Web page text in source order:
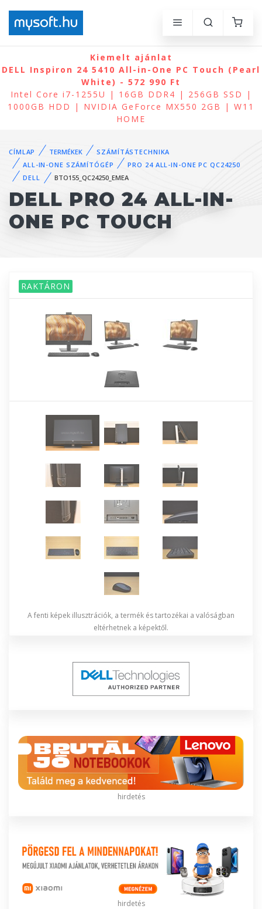
Kiemelt ajánlat
DELL Inspiron 24 5410 All-in-One PC Touch (Pearl
White) - 572 990 Ft
Intel Core i7-1255U | 16GB DDR4 | 256GB SSD |
1000GB HDD | NVIDIA GeForce MX550 2GB | W11
HOME
CÍMLAP TERMÉKEK
SZÁMÍTÁSTECHNIKA
ALL-IN-ONE SZÁMÍTÓGÉP
PRO 24 ALL-IN-ONE PC QC24250
DELL
BTO155_QC24250_EMEA
DELL PRO 24 ALL-IN-
ONE PC TOUCH
RAKTÁRON
A fenti képek illusztrációk, a termék és tartozékai a valóságban
eltérhetnek a képektől.
hirdetés
hirdetés